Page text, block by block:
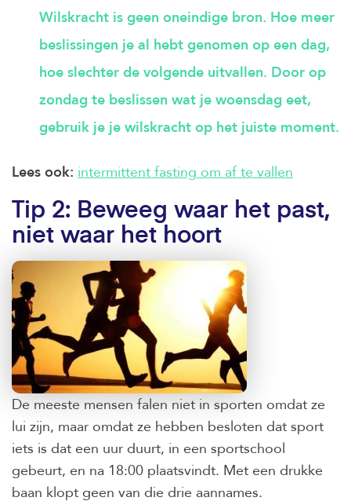
Wilskracht is geen oneindige bron. Hoe meer
beslissingen je al hebt genomen op een dag,
hoe slechter de volgende uitvallen. Door op
zondag te beslissen wat je woensdag eet,
gebruik je je wilskracht op het juiste moment.
Lees ook: intermittent fasting om af te vallen
Tip 2: Beweeg waar het past,
niet waar het hoort
De meeste mensen falen niet in sporten omdat ze
lui zijn, maar omdat ze hebben besloten dat sport
iets is dat een uur duurt, in een sportschool
gebeurt, en na 18:00 plaatsvindt. Met een drukke
baan klopt geen van die drie aannames.